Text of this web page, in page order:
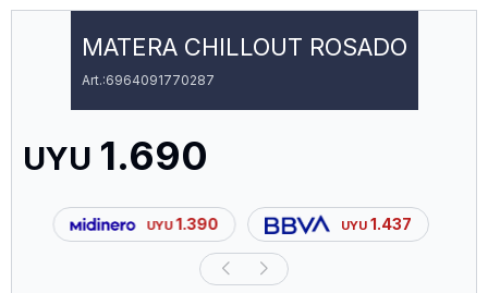
MATERA CHILLOUT ROSADO
6964091770287
UYU 1.690
UYU 1.390 UYU 1.437